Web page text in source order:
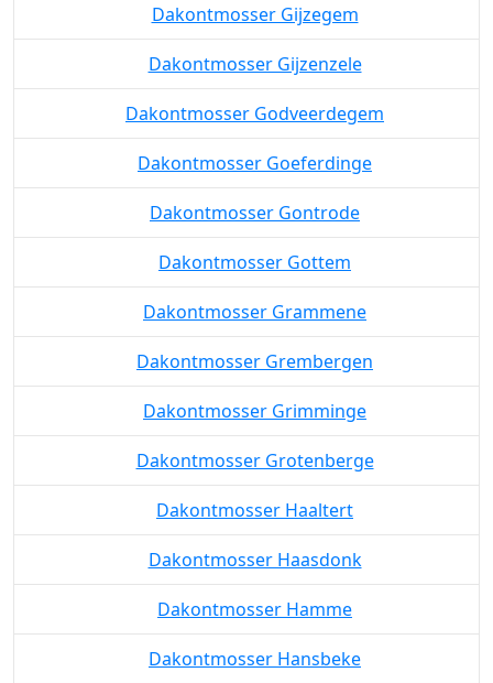
Dakontmosser Gijzegem
Dakontmosser Gijzenzele
Dakontmosser Godveerdegem
Dakontmosser Goeferdinge
Dakontmosser Gontrode
Dakontmosser Gottem
Dakontmosser Grammene
Dakontmosser Grembergen
Dakontmosser Grimminge
Dakontmosser Grotenberge
Dakontmosser Haaltert
Dakontmosser Haasdonk
Dakontmosser Hamme
Dakontmosser Hansbeke